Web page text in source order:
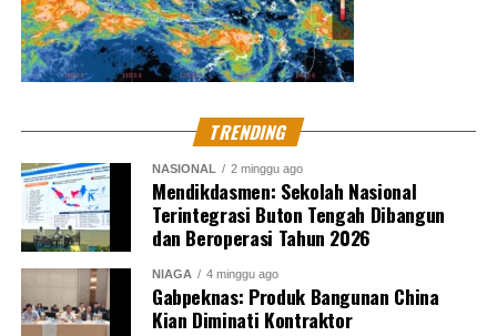
TRENDING
NASIONAL 2 minggu ago
Mendikdasmen: Sekolah Nasional
Terintegrasi Buton Tengah Dibangun
dan Beroperasi Tahun 2026
NIAGA 4 minggu ago
Gabpeknas: Produk Bangunan China
Kian Diminati Kontraktor